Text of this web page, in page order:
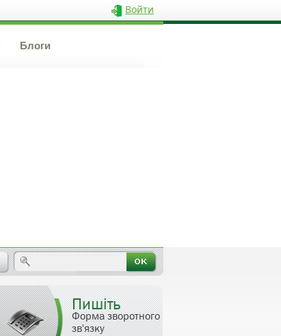
Войти
Блоги
Пишіть
Форма зворотного
зв'язку